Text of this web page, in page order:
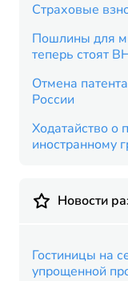
Страховые
Пошлины для
теперь стоят
Отмена
России
Ходатайство о
иностранному
Новости
Гостиницы на
упрощенной